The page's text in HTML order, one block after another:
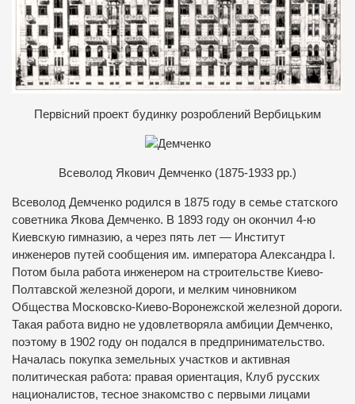
Первісний проект будинку розроблений Вербицьким
Всеволод Якович Демченко (1875-1933 рр.)
Всеволод Демченко родился в 1875 году в семье статского
советника Якова Демченко. В 1893 году он окончил 4-ю
Киевскую гимназию, а через пять лет — Институт
инженеров путей сообщения им. императора Александра I.
Потом была работа инженером на строительстве Киево-
Полтавской железной дороги, и мелким чиновником
Общества Московско-Киево-Воронежской железной дороги.
Такая работа видно не удовлетворяла амбиции Демченко,
поэтому в 1902 году он подался в предпринимательство.
Началась покупка земельных участков и активная
политическая работа: правая ориентация, Клуб русских
националистов, тесное знакомство с первыми лицами